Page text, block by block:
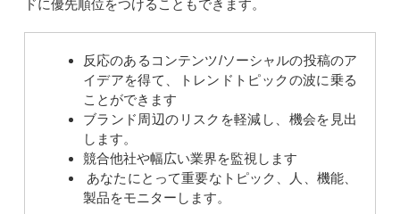
ドに優先順位をつけることもできます。
反応のあるコンテンツ/ソーシャルの投稿のア
イデアを得て、トレンドトピックの波に乗る
ことができます
ブランド周辺のリスクを軽減し、機会を見出
します。
競合他社や幅広い業界を監視します
あなたにとって重要なトピック、人、機能、
製品をモニターします。